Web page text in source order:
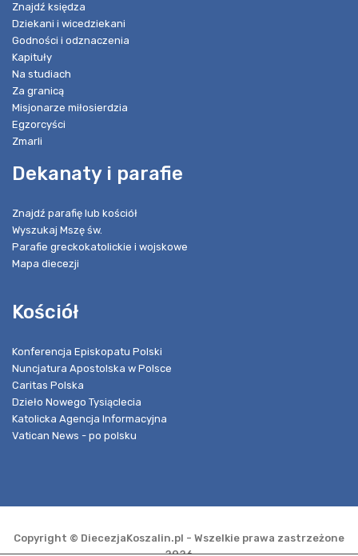
Znajdź księdza
Dziekani i wicedziekani
Godności i odznaczenia
Kapituły
Na studiach
Za granicą
Misjonarze miłosierdzia
Egzorcyści
Zmarli
Dekanaty i parafie
Znajdź parafię lub kościół
Wyszukaj Mszę św.
Parafie greckokatolickie i wojskowe
Mapa diecezji
Kościół
Konferencja Episkopatu Polski
Nuncjatura Apostolska w Polsce
Caritas Polska
Dzieło Nowego Tysiąclecia
Katolicka Agencja Informacyjna
Vatican News - po polsku
Copyright © DiecezjaKoszalin.pl - Wszelkie prawa zastrzeżone